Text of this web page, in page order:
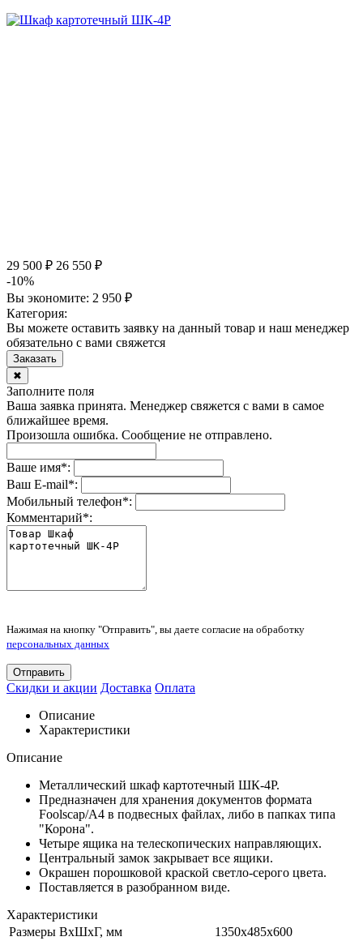
29 500 ₽ 26 550 ₽
-10%
Вы экономите: 2 950 ₽
Категория:
Вы можете оставить заявку на данный товар и наш менеджер
обязательно с вами свяжется
Заказать
✖
Заполните поля
Ваша заявка принята. Менеджер свяжется с вами в самое
ближайшее время.
Произошла ошибка. Сообщение не отправлено.
Ваше имя*:
Ваш E-mail*:
Мобильный телефон*:
Комментарий*:
Нажимая на кнопку "Отправить", вы даете согласие на обработку
персональных данных
Отправить
Скидки и акции Доставка Оплата
Описание
Характеристики
Описание
Металлический шкаф картотечный ШК-4Р.
Предназначен для хранения документов формата
Foolscap/A4 в подвесных файлах, либо в папках типа
"Корона".
Четыре ящика на телескопических направляющих.
Центральный замок закрывает все ящики.
Окрашен порошковой краской светло-серого цвета.
Поставляется в разобранном виде.
Характеристики
Размеры ВхШхГ, мм
1350x485x600